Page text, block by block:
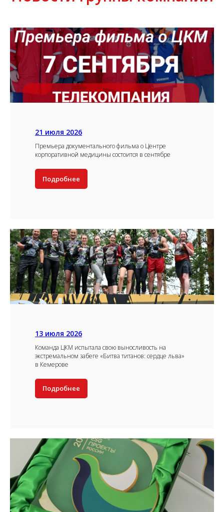
21 июля 2026
Премьера документального фильма о Центре
корпоративной медицины состоится в сентябре
Подробнее
13 июля 2026
Команда ЦКМ испытала свою выносливость на
экстремальном забеге «Битва титанов: сердце льва»
в Кемерове
Подробнее